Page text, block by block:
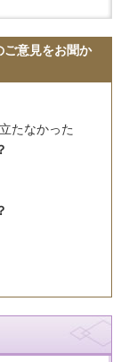
ご意見をお聞か
たなかった